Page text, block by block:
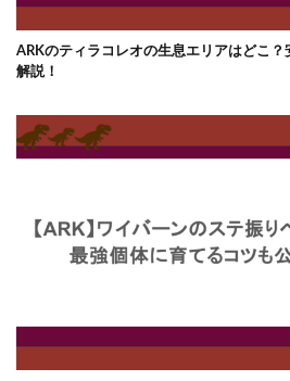
ARKのティラコレオの生息エリアはどこ
解説！